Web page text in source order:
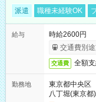
派遣 職種未経験OK
給与
時給2600円
交通費別
交通費 全額
勤務地
東京都中央区
八丁堀(東京